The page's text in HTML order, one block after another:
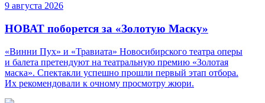
9 августа 2026
НОВАТ поборется за «Золотую Маску»
«Винни Пух» и «Травиата» Новосибирского театра оперы
и балета претендуют на театральную премию «Золотая
маска». Спектакли успешно прошли первый этап отбора.
Их рекомендовали к очному просмотру жюри.